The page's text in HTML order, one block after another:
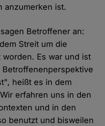
anzumerken ist.
Betroffener an:
Streit um die
Es war und ist
heißt es in dem
erfahren uns in den
und in den
benutzt und bisweilen